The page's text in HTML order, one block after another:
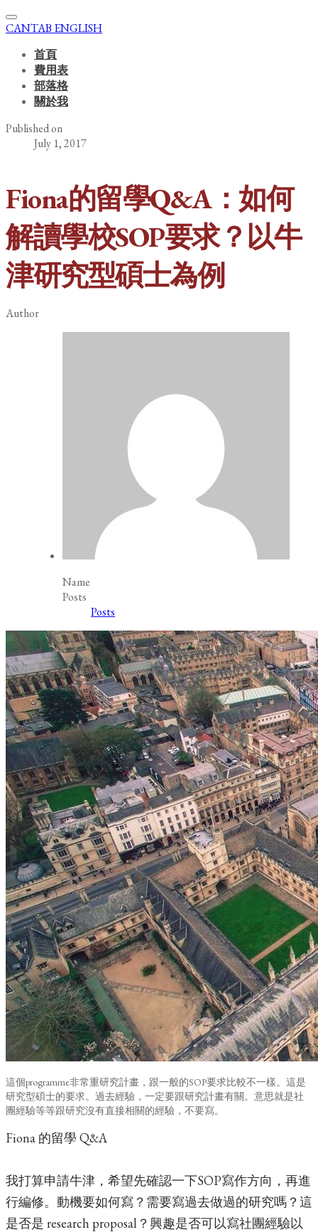
CANTAB ENGLISH
首頁
費用表
部落格
關於我
Published on
July 1, 2017
Fiona的留學Q&A：如何
解讀學校SOP要求？以牛
津研究型碩士為例
Author
Name
Posts
Posts
這個programme非常重研究計畫，跟一般的SOP要求比較不一樣。這是
研究型碩士的要求。過去經驗，一定要跟研究計畫有關。意思就是社
團經驗等等跟研究沒有直接相關的經驗，不要寫。
Fiona 的留學 Q&A
我打算申請牛津，希望先確認一下SOP寫作方向，再進
行編修。動機要如何寫？需要寫過去做過的研究嗎？這
是否是 research proposal？興趣是否可以寫社團經驗以